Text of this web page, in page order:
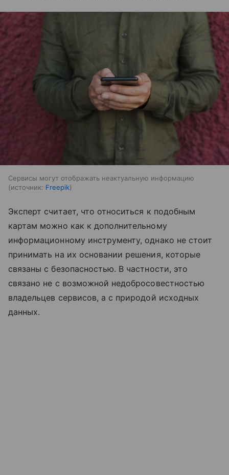
Сервисы могут отображать неактуальную информацию
источник: Freepik
Эксперт считает, что относиться к подобным
картам можно как к дополнительному
информационному инструменту, однако не стоит
принимать на их основании решения, которые
связаны с безопасностью. В частности, это
связано не с возможной недобросовестностью
владельцев сервисов, а с природой исходных
данных.